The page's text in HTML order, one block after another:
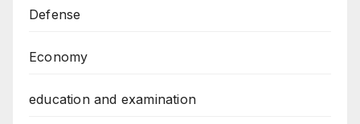
Defense
Economy
education and examination